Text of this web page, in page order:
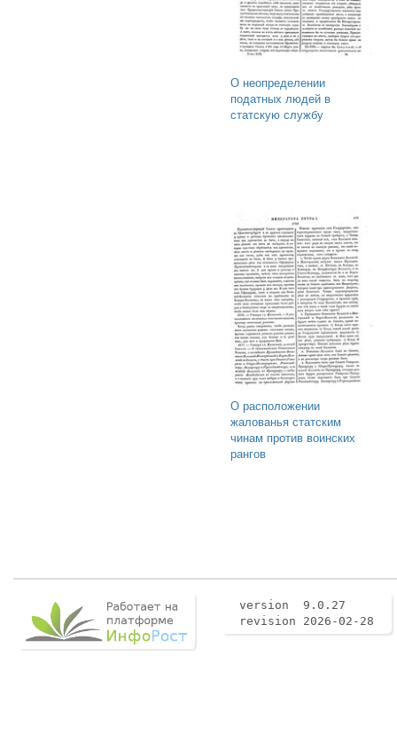
О неопределении
податных людей в
статскую службу
О расположении
жалованья статским
чинам против воинских
рангов
version 9.0.27
revision 2026-02-28